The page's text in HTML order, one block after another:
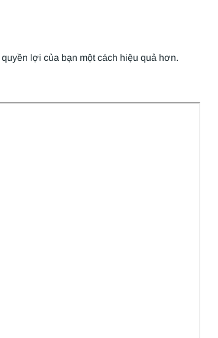
lợi của bạn một cách hiệu quả hơn.